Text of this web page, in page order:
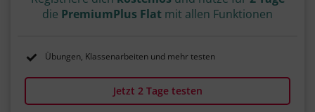
die PremiumPlus Flat mit allen Funktionen
Übungen, Klassenarbeiten und mehr testen
Jetzt 2 Tage testen